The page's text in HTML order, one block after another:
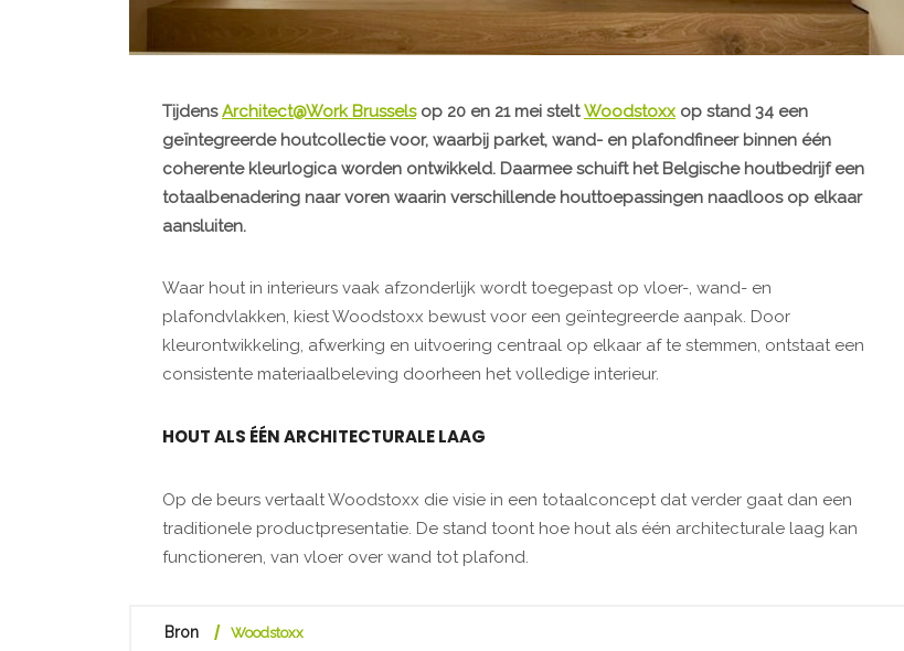
TijdensArchitect@Work Brusselsop 20 en 21 mei steltWoodstoxx op stand 34 een
geïntegreerde houtcollectie voor, waarbij parket, wand- en plafondfineer binnen één
coherente kleurlogica worden ontwikkeld. Daarmee schuift het Belgische houtbedrijf een
totaalbenadering naar voren waarin verschillende houttoepassingen naadloos op elkaar
aansluiten.
Waar hout in interieurs vaak afzonderlijk wordt toegepast op vloer-, wand- en
plafondvlakken, kiest Woodstoxx bewust voor een geïntegreerde aanpak. Door
kleurontwikkeling, afwerking en uitvoering centraal op elkaar af te stemmen, ontstaat een
consistente materiaalbeleving doorheen het volledige interieur.
HOUT ALS ÉÉN ARCHITECTURALE LAAG
Op de beurs vertaalt Woodstoxx die visie in een totaalconcept dat verder gaat dan een
traditionele productpresentatie. De stand toont hoe hout als één architecturale laag kan
functioneren, van vloer over wand tot plafond.
Bron Woodstoxx